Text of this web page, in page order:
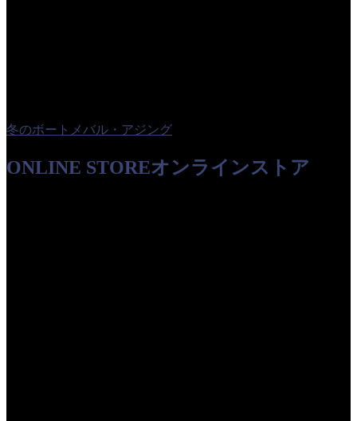
冬のボートメバル・アジング
ONLINE STOREオンラインストア